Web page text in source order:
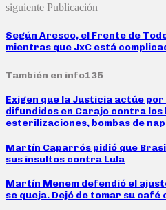
siguiente Publicación
Según Aresco, el Frente de
mientras que JxC está
También en info135
Exigen que la Justicia actúe por
difundidos en Carajo contra
esterilizaciones, bombas de
Martín Caparrós pidió que
sus insultos contra Lula
Martín Menem defendió el
se queja. Dejó de tomar su café